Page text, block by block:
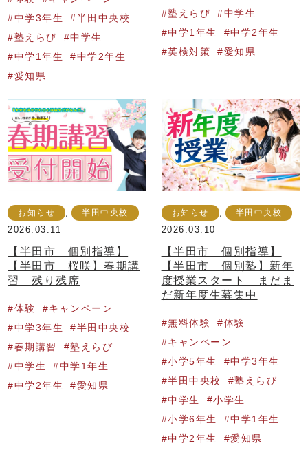
中学3年生
半田中央校
塾えらび
中学生
中学1年生
中学2年生
愛知県
塾えらび
中学生
中学1年生
中学2年生
英検対策
愛知県
お知らせ , 半田中央校
2026.03.11
【半田市 個別指導】
【半田市 桜咲】春期講
習 残り残席
体験
キャンペーン
中学3年生
半田中央校
春期講習
塾えらび
中学生
中学1年生
中学2年生
愛知県
お知らせ , 半田中央校
2026.03.10
【半田市 個別指導】
【半田市 個別塾】新年
度授業スタート まだま
だ新年度生募集中
無料体験
体験
キャンペーン
小学5年生
中学3年生
半田中央校
塾えらび
中学生
小学生
小学6年生
中学1年生
中学2年生
愛知県